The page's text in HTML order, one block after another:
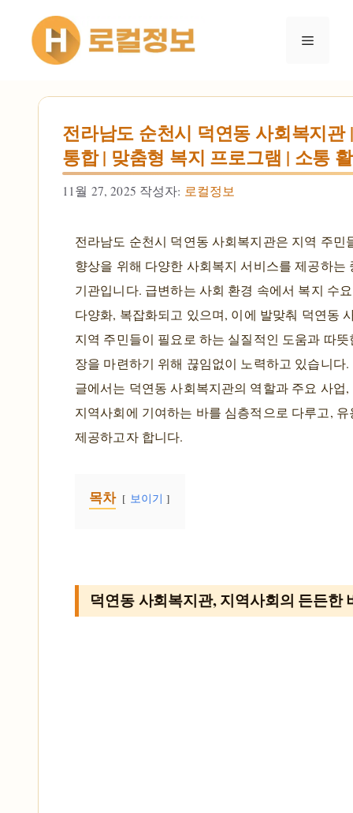
건너뛰기
메뉴
전라남도 순천시 덕연동 사회복지관
통합 | 맞춤형 복지 프로그램 | 소통
11월 27, 2025 작성자: 로컬정보
전라남도 순천시 덕연동 사회복지관은 지역 주민
향상을 위해 다양한 사회복지 서비스를 제공하는
기관입니다. 급변하는 사회 환경 속에서 복지 수
다양화, 복잡화되고 있으며, 이에 발맞춰 덕연동
지역 주민들이 필요로 하는 실질적인 도움과 따
장을 마련하기 위해 끊임없이 노력하고 있습니다
글에서는 덕연동 사회복지관의 역할과 주요 사업,
지역사회에 기여하는 바를 심층적으로 다루고,
제공하고자 합니다.
목차 보이기
덕연동 사회복지관, 지역사회의 든든한